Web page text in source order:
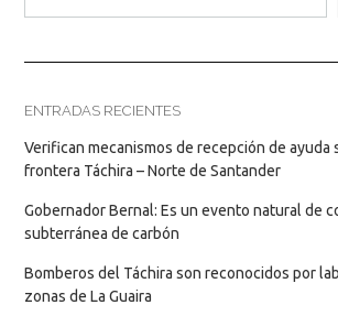
ENTRADAS RECIENTES
Verifican mecanismos de recepción de ayuda
frontera Táchira – Norte de Santander
Gobernador Bernal: Es un evento natural de
subterránea de carbón
Bomberos del Táchira son reconocidos por
zonas de La Guaira